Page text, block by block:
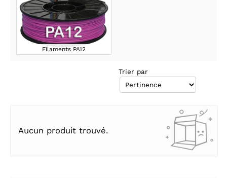
Filaments PA12
Trier par
Aucun produit trouvé.